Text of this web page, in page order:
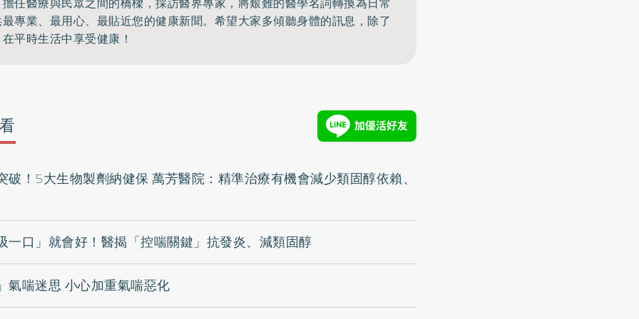
專業、最用心、最貼近您的健康新聞。希望大家多傾聽身體的訊息，除了
平時生活中享受健康！
破！5大生物製劑納健保 萬芳醫院：精準治療有機會減少類固醇依賴、
一口」就會好！醫揭「控喘關鍵」抗發炎、減類固醇
氣喘迷思 小心加重氣喘惡化